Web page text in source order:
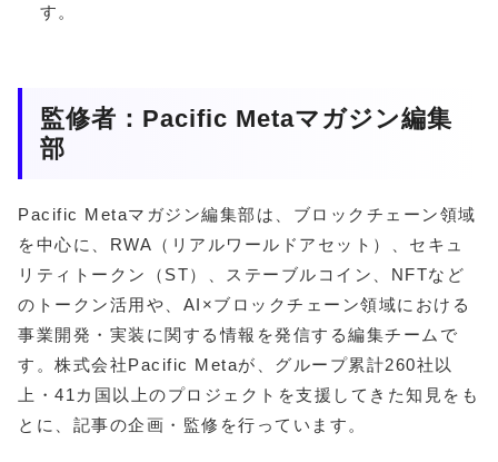
す。
監修者：Pacific Metaマガジン編集
部
Pacific Metaマガジン編集部は、ブロックチェーン領域
を中心に、RWA（リアルワールドアセット）、セキュ
リティトークン（ST）、ステーブルコイン、NFTなど
のトークン活用や、AI×ブロックチェーン領域における
事業開発・実装に関する情報を発信する編集チームで
す。株式会社Pacific Metaが、グループ累計260社以
上・41カ国以上のプロジェクトを支援してきた知見をも
とに、記事の企画・監修を行っています。